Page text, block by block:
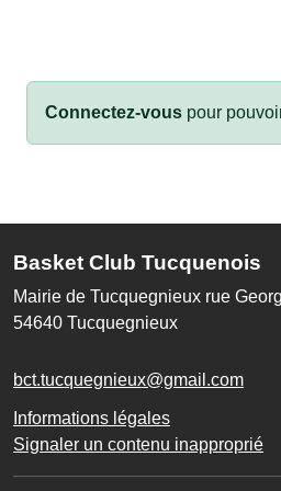
Connectez-vous pour
Basket Club Tucquenois
Mairie de Tucquegnieux rue
54640 Tucquegnieux
bct.tucquegnieux@gmail.com
Informations légales
Signaler un contenu inapproprié